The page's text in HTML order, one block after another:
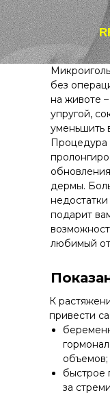
К
привести
объемов;
быстрое
за
без
на животе
упругой,
уменьшить
Процедура
дермы.
подарит
любимый